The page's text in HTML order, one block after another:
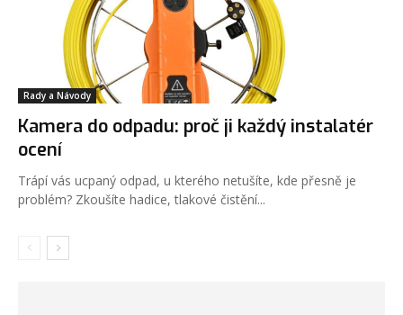
Rady a Návody
Kamera do odpadu: proč ji každý instalatér
ocení
Trápí vás ucpaný odpad, u kterého netušíte, kde přesně je
problém? Zkoušíte hadice, tlakové čistění...